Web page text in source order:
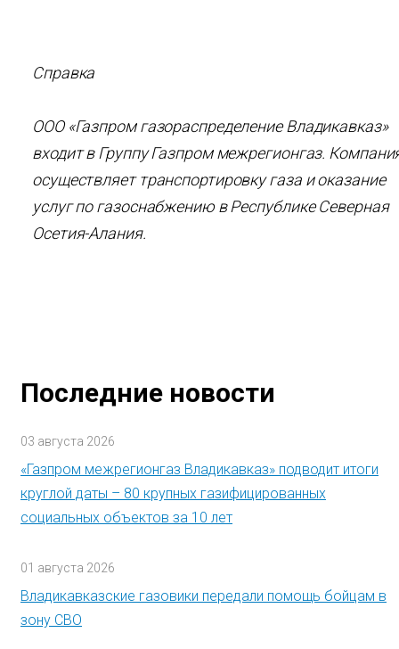
Справка
ООО «Газпром газораспределение Владикавказ»
входит в Группу Газпром межрегионгаз.
осуществляет транспортировку газа и оказание
услуг по газоснабжению в Республике Северная
Осетия-Алания.
Последние новости
03 августа 2026
«Газпром межрегионгаз Владикавказ» подводит итоги
круглой даты – 80 крупных газифицированных
социальных объектов за 10 лет
01 августа 2026
Владикавказские газовики передали помощь бойцам в
зону СВО